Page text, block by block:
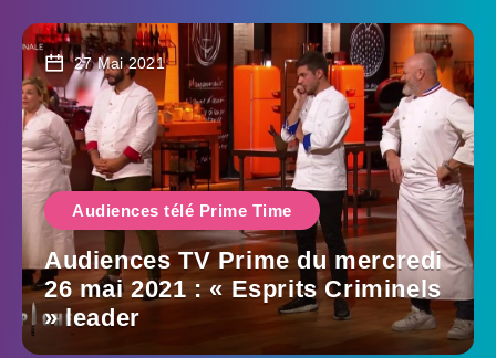
27 Mai 2021
Audiences télé Prime Time
Audiences TV Prime du mercredi
26 mai 2021 : « Esprits Criminels
» leader